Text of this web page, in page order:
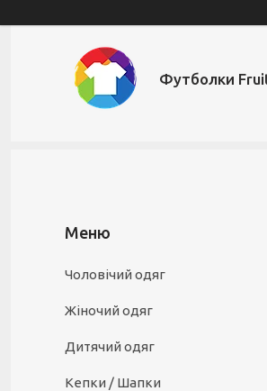
Футболки
Чоловічий одяг
Жіночий одяг
Дитячий одяг
Кепки / Шапки